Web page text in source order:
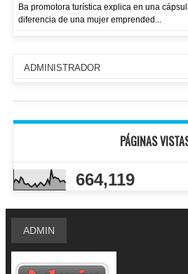
Ba promotora turística explica en una
diferencia de una mujer emprended...
ADMINISTRADOR
PÁGINAS
664,119
ADMIN